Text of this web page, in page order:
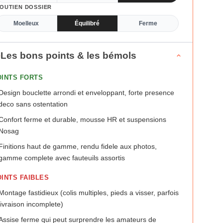
DOSSIER
Moelleux Équilibré Ferme
Les bons points & les bémols
FORTS
bouclette arrondi et enveloppant, forte presence
sans ostentation
ferme et durable, mousse HR et suspensions
haut de gamme, rendu fidele aux photos,
complete avec fauteuils assortis
FAIBLES
fastidieux (colis multiples, pieds a visser, parfois
incomplete)
ferme qui peut surprendre les amateurs de